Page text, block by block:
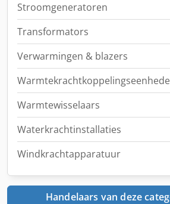
Stroomgeneratoren
Transformators
Verwarmingen & blazers
Warmtewisselaars
Waterkrachtinstallaties
Windkrachtapparatuur
Handelaars van deze